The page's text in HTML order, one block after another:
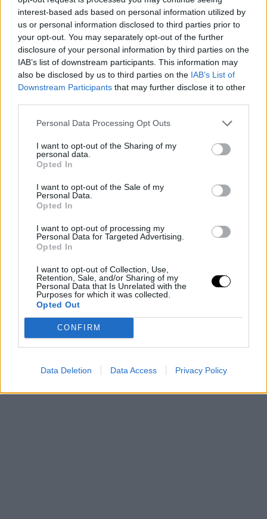
interest-based ads based on personal information utilized by
us or personal information disclosed to third parties prior to
your opt-out. You may separately opt-out of the further
disclosure of your personal information by third parties on the
IAB’s list of downstream participants. This information may
also be disclosed by us to third parties on the IAB’s List of
Downstream Participants that may further disclose it to other
Personal Data Processing Opt Outs
I want to opt-out of the Sharing of my
personal data.
Opted In
I want to opt-out of the Sale of my
Personal Data.
Opted In
I want to opt-out of processing my
Personal Data for Targeted Advertising.
Opted In
I want to opt-out of Collection, Use,
Retention, Sale, and/or Sharing of my
Personal Data that Is Unrelated with the
Purposes for which it was collected.
Opted Out
CONFIRM
Data Deletion Data Access Privacy Policy
— Rob Perez (@WorldWideWob)